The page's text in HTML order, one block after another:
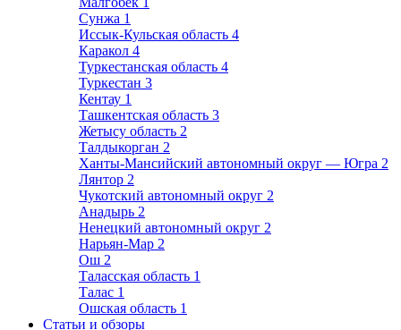
Сунжа 1
Иссык-Кульская область 4
Каракол 4
Туркестанская область 4
Туркестан 3
Кентау 1
Ташкентская область 3
Жетысу область 2
Талдыкорган 2
Ханты-Мансийский автономный округ — Югра 2
Лянтор 2
Чукотский автономный округ 2
Анадырь 2
Ненецкий автономный округ 2
Нарьян-Мар 2
Ош 2
Таласская область 1
Талас 1
Ошская область 1
Статьи и обзоры